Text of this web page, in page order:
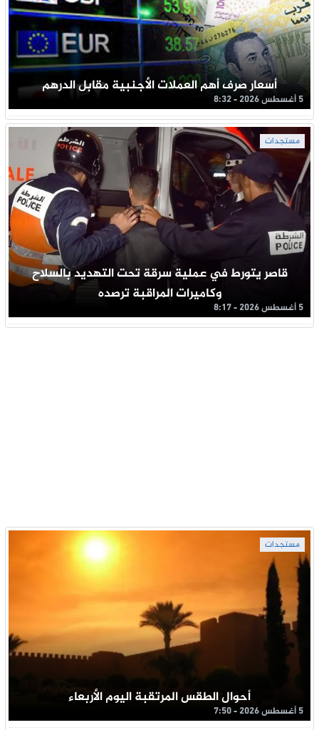
أسعار صرف أهم العملات الأجنبية مقابل الدرهم
5 أغسطس 2026 - 8:32
مستجدات
قاصر يتورط في عملية سرقة تحت التهديد بالسلاح
وكاميرات المراقبة ترصده
5 أغسطس 2026 - 8:17
مستجدات
أحوال الطقس المرتقبة اليوم الأربعاء
5 أغسطس 2026 - 7:50